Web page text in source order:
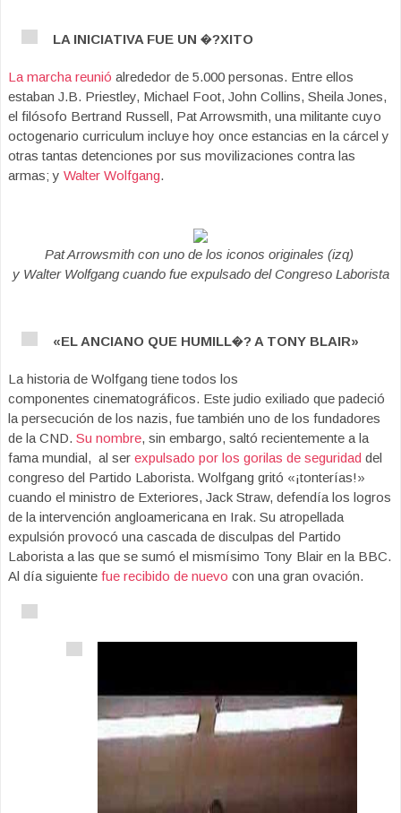
LA INICIATIVA FUE UN �?XITO
La marcha reunió alrededor de 5.000 personas. Entre ellos
estaban J.B. Priestley, Michael Foot, John Collins, Sheila Jones,
el filósofo Bertrand Russell, Pat Arrowsmith, una militante cuyo
octogenario curriculum incluye hoy once estancias en la cárcel y
otras tantas detenciones por sus movilizaciones contra las
armas; y Walter Wolfgang.
Pat Arrowsmith con uno de los iconos originales (izq)
y Walter Wolfgang cuando fue expulsado del Congreso Laborista
«EL ANCIANO QUE HUMILL�? A TONY BLAIR»
La historia de Wolfgang tiene todos los
componentes cinematográficos. Este judio exiliado que padeció
la persecución de los nazis, fue también uno de los fundadores
de la CND. Su nombre, sin embargo, saltó recientemente a la
fama mundial, al ser expulsado por los gorilas de seguridad del
congreso del Partido Laborista. Wolfgang gritó «¡tonterías!»
cuando el ministro de Exteriores, Jack Straw, defendía los logros
de la intervención angloamericana en Irak. Su atropellada
expulsión provocó una cascada de disculpas del Partido
Laborista a las que se sumó el mismísimo Tony Blair en la BBC.
Al día siguiente fue recibido de nuevo con una gran ovación.